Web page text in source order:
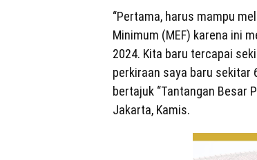
“Pertama, harus mampu
Minimum (MEF) karena ini
2024. Kita baru tercapai
perkiraan saya baru sekitar
bertajuk “Tantangan Besar
Jakarta, Kamis.